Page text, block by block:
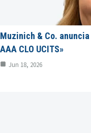
Muzinich & Co.
AAA CLO UCITS»
Jun 18, 2026